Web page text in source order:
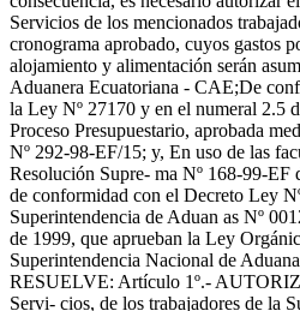
Servicios de los mencionados
cronograma aprobado, cuyos gastos
alojamiento y alimentación serán
Aduanera Ecuatoriana - CAE;De
la Ley Nº 27170 y en el numeral 2.5
Proceso Presupuestario, aprobada
Nº 292-98-EF/15; y, En uso de las
Resolución Supre- ma Nº 168-99-EF
de conformidad con el Decreto Ley
Superintendencia de Aduan as Nº
de 1999, que aprueban la Ley
Superintendencia Nacional de
RESUELVE: Artículo 1º.-
Servi- cios, de los trabajadores de la